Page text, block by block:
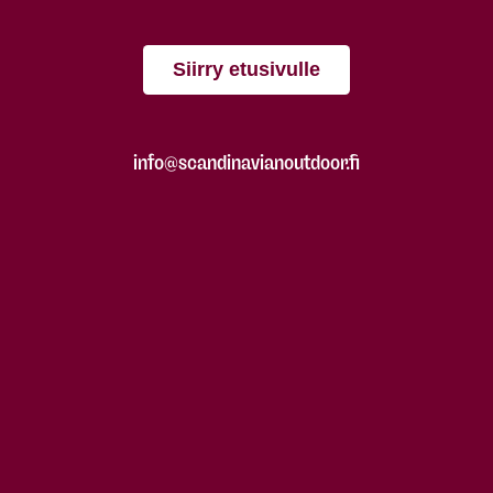
Siirry etusivulle
info@scandinavianoutdoor.fi